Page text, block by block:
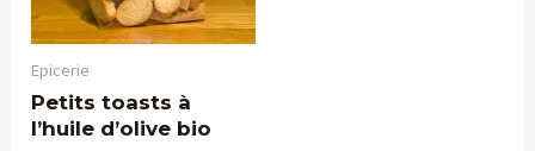
Epicerie
Petits toasts à
l’huile d’olive bio